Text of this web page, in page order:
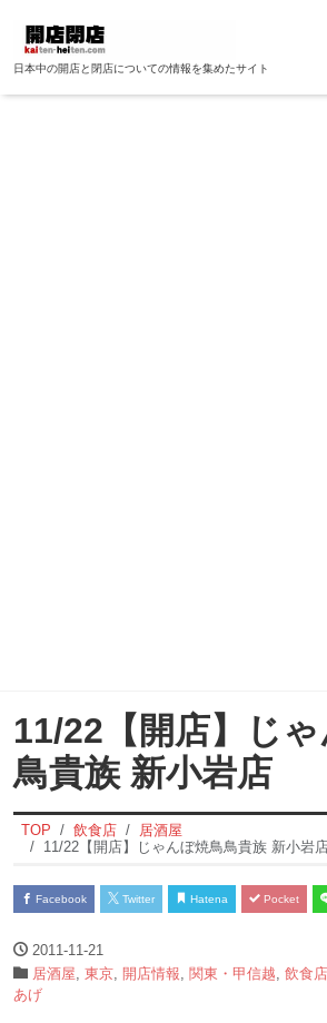
日本中の開店と閉店についての情報を集めたサイト
11/22【開店】じ
鳥貴族 新小岩店
TOP 飲食店
居酒屋
11/22【開店】じゃんぼ焼鳥鳥貴族 新小岩
Facebook Twitter Hatena Pocket
2011-11-21
居酒屋 東京 開店情報 関東・甲信越 飲食店
あげ